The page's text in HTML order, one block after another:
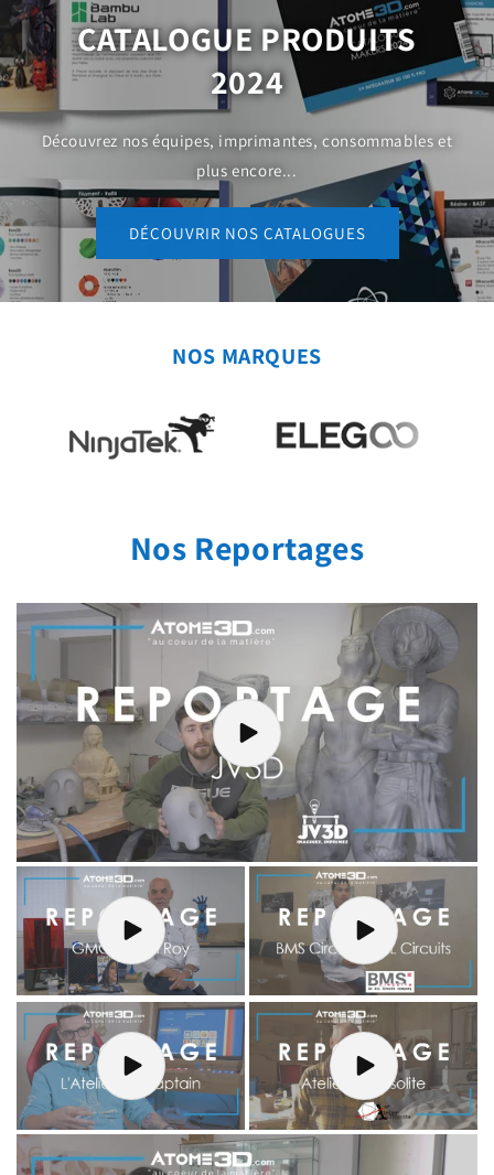
CATALOGUE PRODUITS
2024
Découvrez nos équipes, imprimantes, consommables et
plus encore...
DÉCOUVRIR NOS CATALOGUES
NOS MARQUES
Nos Reportages